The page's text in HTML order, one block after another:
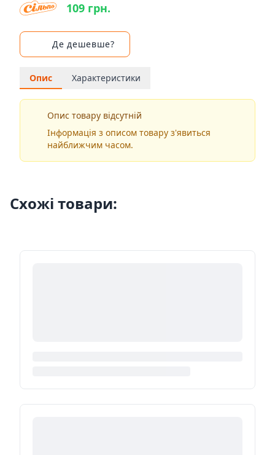
109 грн.
Де дешевше?
Опис Характеристики
Опис товару відсутній
Інформація з описом товару з'явиться
найближчим часом.
Схожі товари: